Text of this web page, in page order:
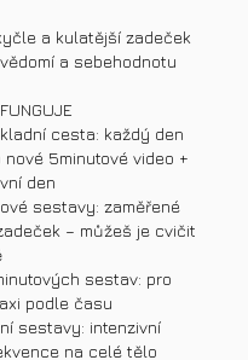
a kulatější zadeček
a sebehodnotu
cesta: každý den
5minutové video +
den
sestavy: zaměřené
– můžeš je cvičit
sestav: pro
podle času
sestavy: intenzivní
na celé tělo